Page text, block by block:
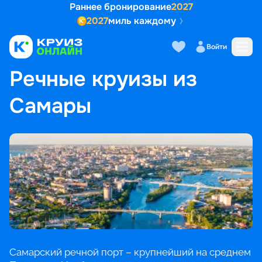
Раннее бронирование2027
2027миль каждому
Войти
ГЛАВНАЯ • ПОПУЛЯРНЫЕ НАПРАВЛЕНИЯ
РЕЧНЫЕ КРУИЗЫ ИЗ САМАРЫ
Речные круизы из
Самары
Самарский речной порт – крупнейший на среднем